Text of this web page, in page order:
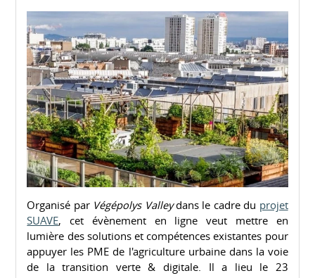
Organisé par Végépolys Valleydans le cadre du projet
SUAVE, cet évènement en ligne veut mettre en
lumière des solutions et compétences existantes pour
appuyer les PME de l'agriculture urbaine dans la voie
de la transition verte & digitale. Il a lieu le 23